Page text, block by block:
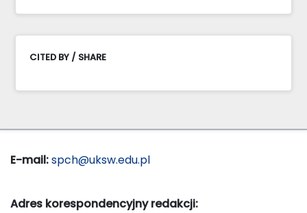
CITED BY / SHARE
E-mail:spch@uksw.edu.pl
Adres korespondencyjny redakcji: